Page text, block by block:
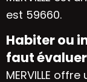
est 59660.
Habiter ou
faut évaluer
MERVILLE